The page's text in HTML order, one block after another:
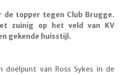
de topper tegen Club Brugge.
zuinig op het veld van KV
gekende huisstijl.
doelpunt van Ross Sykes in de